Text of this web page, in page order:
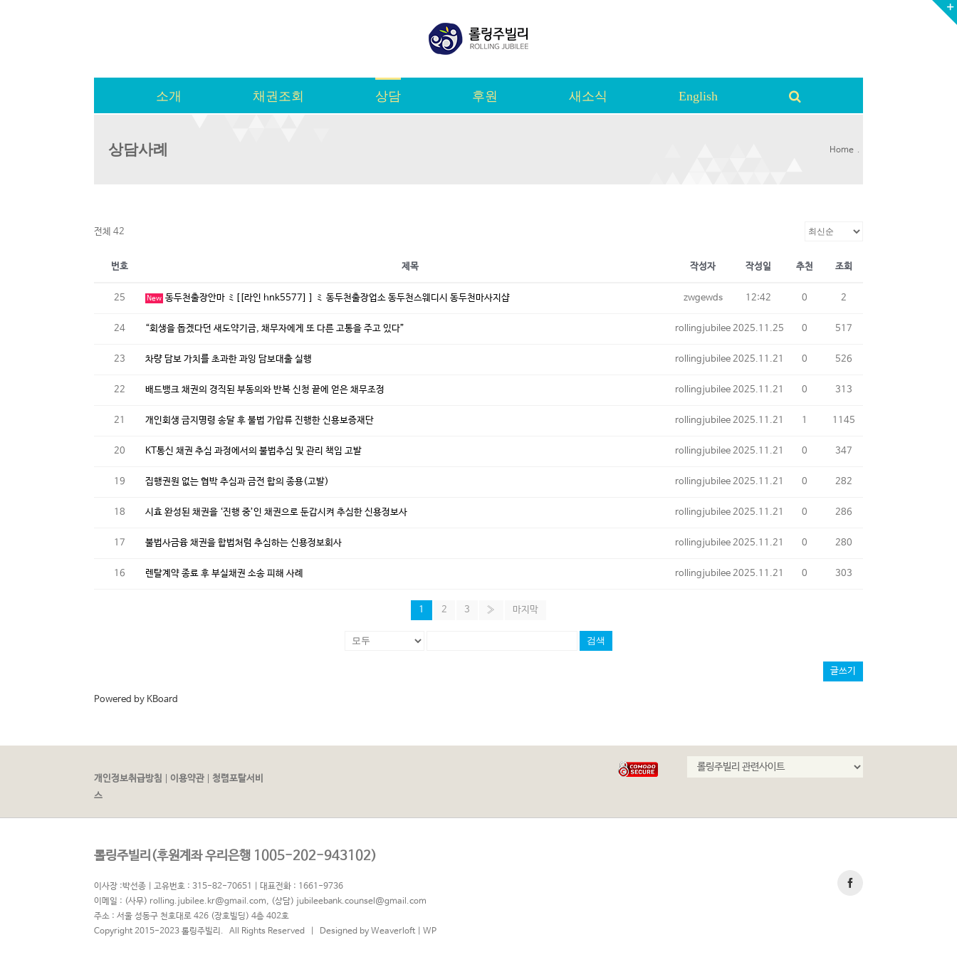
소개 채권조회 상담 후원 새소식 English
상담사례 Home
전체 42
번호 제목 작성자 작성일 추천 조회
25 New 동두천출장안마 ミ[[라인 hnk5577] ] ミ 동두천출장업소 동두천스웨디시 동두천마사지샵 zwgewds 12:42 0 2
24 “회생을 돕겠다던 새도약기금, 채무자에게 또 다른 고통을 주고 있다” rollingjubilee 2025.11.25 0 517
23 차량 담보 가치를 초과한 과잉 담보대출 실행 rollingjubilee 2025.11.21 0 526
22 배드뱅크 채권의 경직된 부동의와 반복 신청 끝에 얻은 채무조정 rollingjubilee 2025.11.21 0 313
21 개인회생 금지명령 송달 후 불법 가압류 진행한 신용보증재단 rollingjubilee 2025.11.21 1 1145
20 KT통신 채권 추심 과정에서의 불법추심 및 관리 책임 고발 rollingjubilee 2025.11.21 0 347
19 집행권원 없는 협박 추심과 금전 합의 종용(고발) rollingjubilee 2025.11.21 0 282
18 시효 완성된 채권을 ‘진행 중’인 채권으로 둔갑시켜 추심한 신용정보사 rollingjubilee 2025.11.21 0 286
17 불법사금융 채권을 합법처럼 추심하는 신용정보회사 rollingjubilee 2025.11.21 0 280
16 렌탈계약 종료 후 부실채권 소송 피해 사례 rollingjubilee 2025.11.21 0 303
1 2 3 » 마지막
검색
글쓰기
Powered by KBoard
개인정보취급방침 이용약관
청렴포탈서비
스
롤링주빌리(후원계좌 우리은행 1005-202-943102)
이사장 :박선종 | 고유번호 : 315-82-70651 | 대표전화 : 1661-9736
이메일 : (사무) rolling.jubilee.kr@gmail.com, (상담) jubileebank.counsel@gmail.com
주소 : 서울 성동구 천호대로 426 (장호빌딩) 4층 402호
Copyright 2015-2023 롤링주빌리. All Rights Reserved | Designed by Weaverloft WP